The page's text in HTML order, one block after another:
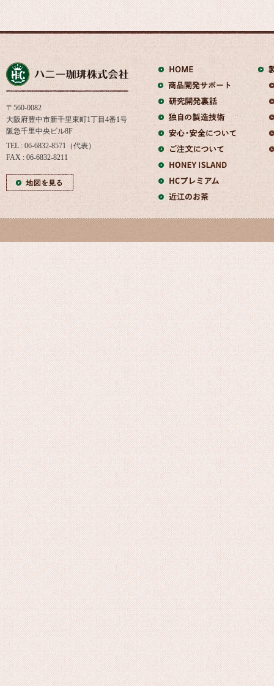
〒560-0082
大阪府豊中市新千里東町1丁目4番1号
阪急千里中央ビル8F
TEL : 06-6832-8571（代表）
FAX : 06-6832-8211